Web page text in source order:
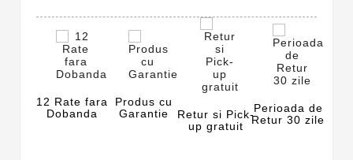
12 Rate fara
Dobanda
Produs cu
Garantie
Retur si Pick-
up gratuit
Perioada de
Retur 30 zile